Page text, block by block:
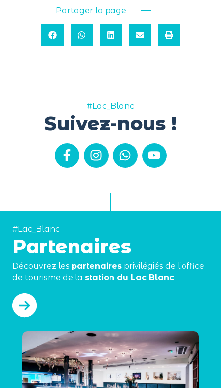
Partager la page
#Lac_Blanc
Suivez-nous !
#Lac_Blanc
Partenaires
Découvrez les partenaires privilégiés de l’office
de tourisme de la station du Lac Blanc